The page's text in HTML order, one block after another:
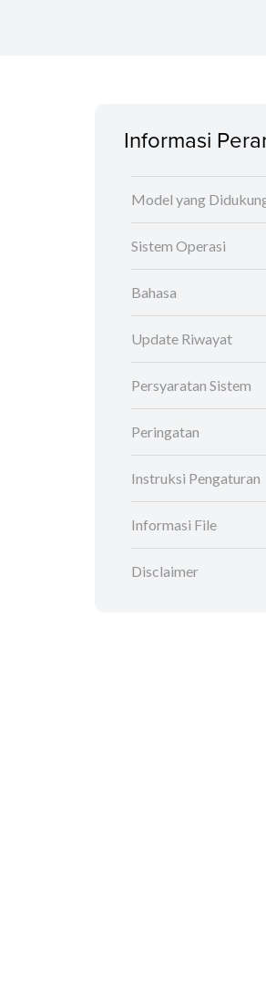
Informasi
Model yang
Sistem Operasi
Bahasa
Update Riwayat
Persyaratan Sistem
Peringatan
Instruksi Pengaturan
Informasi File
Disclaimer